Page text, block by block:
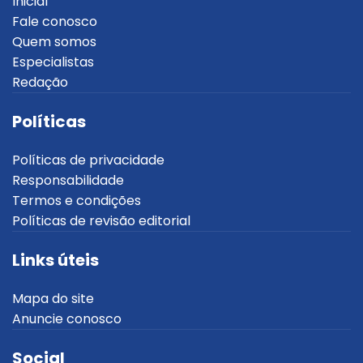
Fale conosco
Quem somos
Especialistas
Redação
Políticas
Políticas de privacidade
Responsabilidade
Termos e condições
Políticas de revisão editorial
Links úteis
Mapa do site
Anuncie conosco
Social